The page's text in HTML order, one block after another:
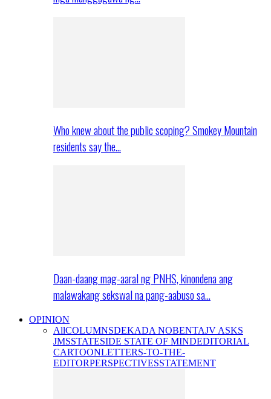
Who knew about the public scoping? Smokey Mountain
residents say the…
Daan-daang mag-aaral ng PNHS, kinondena ang
malawakang sekswal na pang-aabuso sa…
OPINION
AllCOLUMNSDEKADA NOBENTAJV ASKS
JMSSTATESIDE STATE OF MINDEDITORIAL
CARTOONLETTERS-TO-THE-
EDITORPERSPECTIVESSTATEMENT